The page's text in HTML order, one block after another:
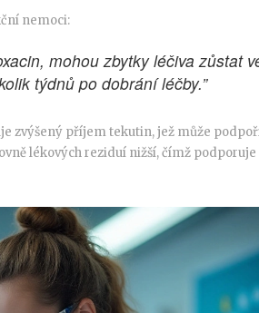
nemoci:
mohou zbytky léčiva zůstat
týdnů po dobrání léčby.”
zvýšený příjem tekutin, jež může
lékových reziduí nižší, čímž